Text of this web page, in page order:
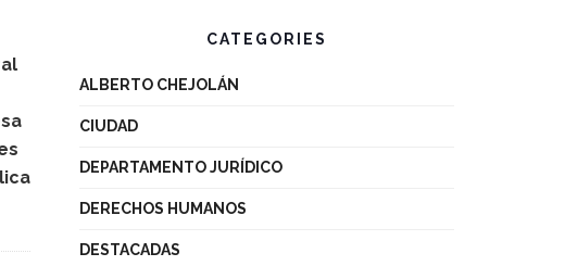
CATEGORIES
ALBERTO CHEJOLÁN
CIUDAD
DEPARTAMENTO JURÍDICO
DERECHOS HUMANOS
DESTACADAS